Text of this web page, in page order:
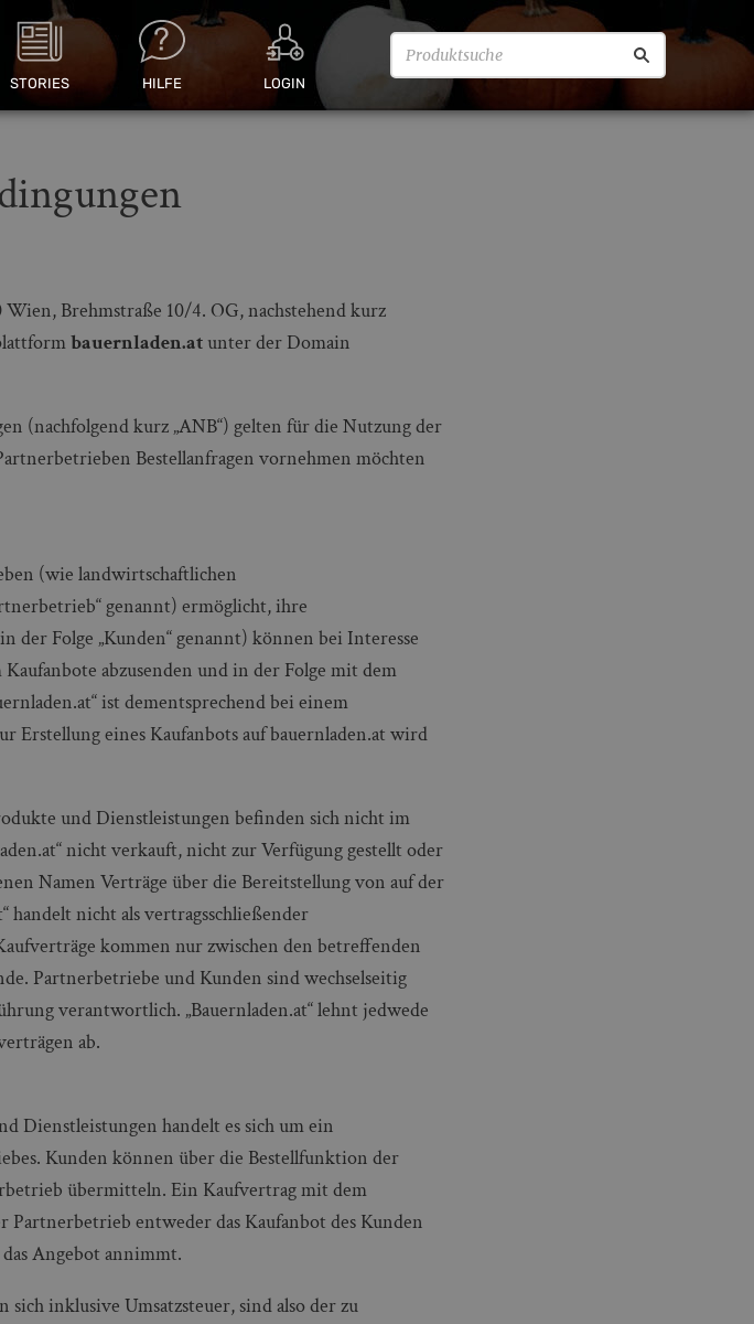
STORIES HILFE LOGIN
Brehmstraße 10/4. OG, nachstehend kurz
bauernladen.atunter der Domain
(nachfolgend kurz „ANB“) gelten für die Nutzung der
Bestellanfragen vornehmen möchten
(wie landwirtschaftlichen
genannt) ermöglicht, ihre
Folge „Kunden“ genannt) können bei Interesse
abzusenden und in der Folge mit dem
ist dementsprechend bei einem
Erstellung eines Kaufanbots auf bauernladen.at wird
und Dienstleistungen befinden sich nicht im
nicht verkauft, nicht zur Verfügung gestellt oder
Namen Verträge über die Bereitstellung von auf der
handelt nicht als vertragsschließender
kommen nur zwischen den betreffenden
Partnerbetriebe und Kunden sind wechselseitig
verantwortlich. „Bauernladen.at“ lehnt jedwede
ab.
Dienstleistungen handelt es sich um ein
Kunden können über die Bestellfunktion der
übermitteln. Ein Kaufvertrag mit dem
entweder das Kaufanbot des Kunden
Angebot annimmt.
inklusive Umsatzsteuer, sind also der zu